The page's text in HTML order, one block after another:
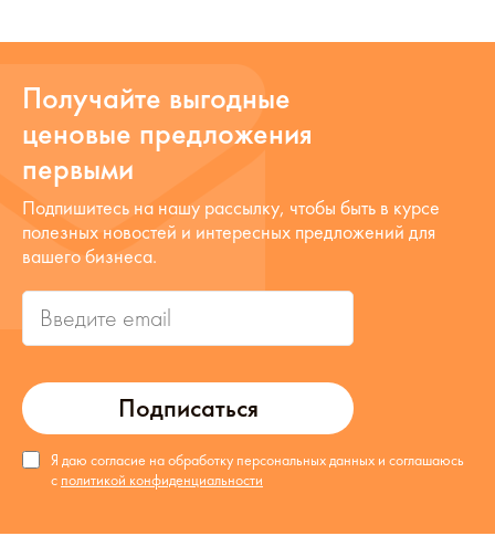
Получайте выгодные
ценовые предложения
первыми
Подписаться
Я даю согласие на обработку персональных данных и соглашаюсь
с политикой конфиденциальности
Подпишитесь на нашу рассылку, чтобы быть в курсе
полезных новостей и интересных предложений для
вашего бизнеса.